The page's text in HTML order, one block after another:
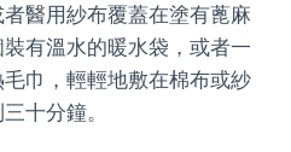
醫用紗布覆蓋在塗有蓖麻
有溫水的暖水袋，或者一
巾，輕輕地敷在棉布或紗
十分鐘。